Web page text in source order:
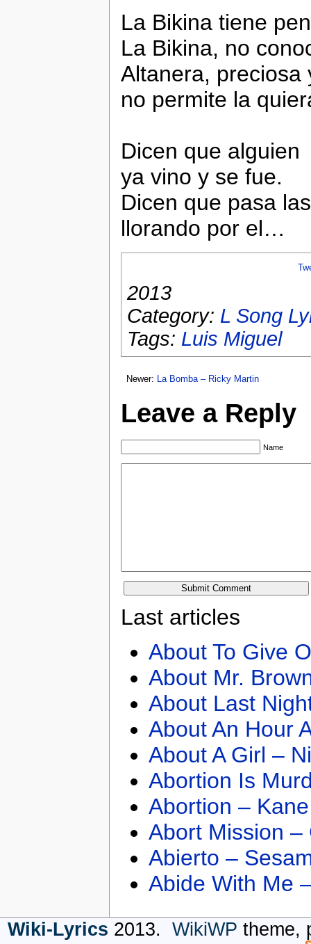
La Bikina tiene
La Bikina, no
Altanera, preciosa
no permite la
Dicen que alguien
ya vino y se fue.
Dicen que pasa
llorando por el…
2013
Category: L Song
Tags: Luis Miguel
Newer: La Bomba – Ricky Martin
Leave a Reply
Name
Last articles
About To Give
About Mr.
About Last
About An Hour
About A Girl –
Abortion Is
Abortion –
Abort Mission –
Abierto –
Abide With Me
Wiki-Lyrics 2013. WikiWP theme,